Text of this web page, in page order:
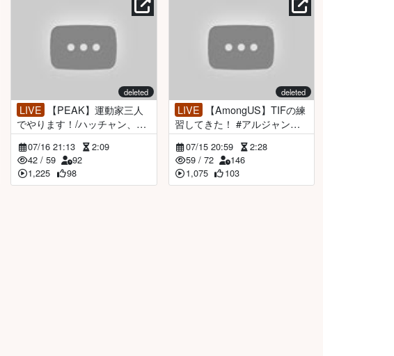
deleted
LIVE
でやります！/ハッチャン、み
さとらん #アルジャン【倉持
京子】
07/16 21:13
2:09
42 /59
92
1,225
98
deleted
LIVE 【AmongUS】TIFの練
習してきた！ #アルジャン
【倉持京子】
07/15 20:59
2:28
59/ 72
146
1,075
103